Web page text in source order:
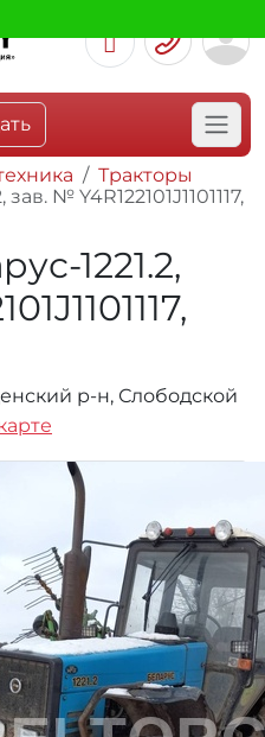
Тракторы
№ Y4R122101J1101117,
1221.2,
р-н, Слободской